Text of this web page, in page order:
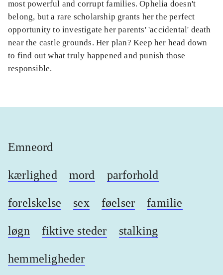
most powerful and corrupt families. Ophelia doesn't
belong, but a rare scholarship grants her the perfect
opportunity to investigate her parents' 'accidental' death
near the castle grounds. Her plan? Keep her head down
to find out what truly happened and punish those
responsible.
Emneord
kærlighed mord parforhold
forelskelse sex føelser familie
løgn fiktive steder stalking
hemmeligheder